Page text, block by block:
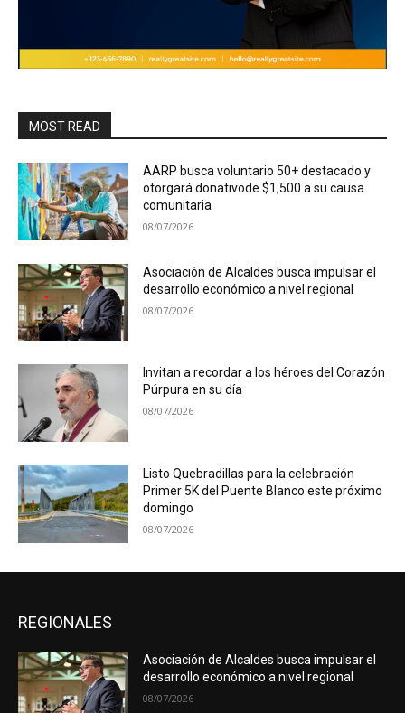
MOST READ
AARP busca voluntario 50+ destacado y
otorgará donativode $1,500 a su causa
comunitaria
08/07/2026
Asociación de Alcaldes busca impulsar el
desarrollo económico a nivel regional
08/07/2026
Invitan a recordar a los héroes del Corazón
Púrpura en su día
08/07/2026
Listo Quebradillas para la celebración
Primer 5K del Puente Blanco este próximo
domingo
08/07/2026
REGIONALES
Asociación de Alcaldes busca impulsar el
desarrollo económico a nivel regional
08/07/2026